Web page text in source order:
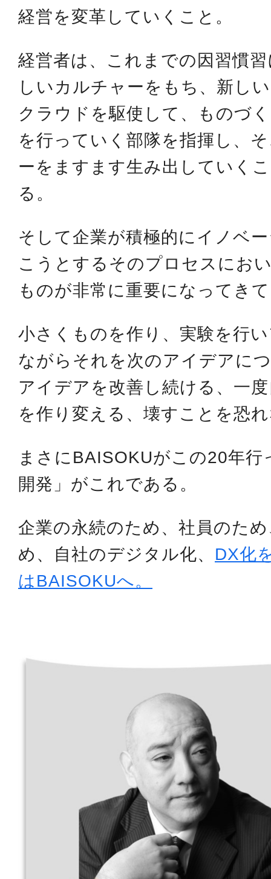
経営を変革していくこと。
経営者は、これまでの因習慣
しいカルチャーをもち、新し
クラウドを駆使して、ものづ
を行っていく部隊を指揮し、
ーをますます生み出していく
る。
そして企業が積極的にイノベ
こうとするそのプロセスにお
ものが非常に重要になってき
小さくものを作り、実験を行
ながらそれを次のアイデアに
アイデアを改善し続ける、一
を作り変える、壊すことを恐
まさにBAISOKUがこの20年行
開発」がこれである。
企業の永続のため、社員のた
め、自社のデジタル化、 DX化
はBAISOKUへ。